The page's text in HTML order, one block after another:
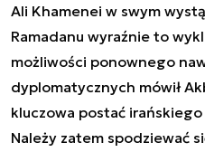
Ali Khamenei w swym
Ramadanu wyraźnie to
możliwości ponownego
dyplomatycznych mówił
kluczowa postać
Należy zatem spodziewać